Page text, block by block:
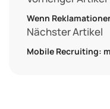
Wenn
Nächster Artikel
Mobile Recruiting: